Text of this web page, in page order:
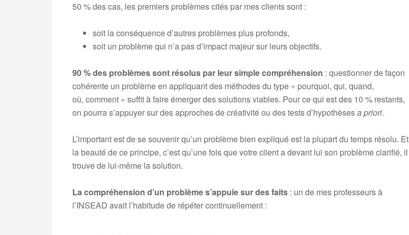
50 % des cas, les premiers problèmes cités par mes clients sont :
soit la conséquence d’autres problèmes plus profonds,
soit un problème qui n’a pas d’impact majeur sur leurs objectifs.
90 % des problèmes sont résolus par leur simple compréhension : questionner de façon
cohérente un problème en appliquant des méthodes du type « pourquoi, qui, quand,
où, comment » suffit à faire émerger des solutions viables. Pour ce qui est des 10 % restants,
on pourra s’appuyer sur des approches de créativité ou des tests d’hypothèsesa priori.
L’important est de se souvenir qu’un problème bien expliqué est la plupart du temps résolu. Et
la beauté de ce principe, c’est qu’une fois que votre client a devant lui son problème clarifié, il
trouve de lui-même la solution.
La compréhension d’un problème s’appuie sur des faits : un de mes professeurs à
l’INSEAD avait l’habitude de répéter continuellement :